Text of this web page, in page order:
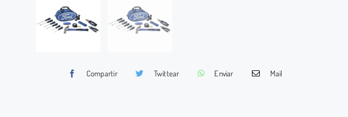
Compartir Twittear Enviar Mail